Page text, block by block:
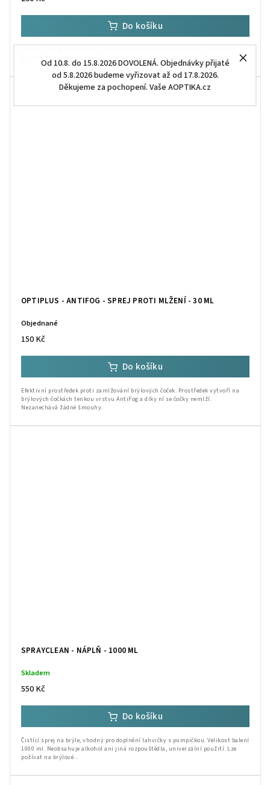
Od 10.8. do 15.8.2026 DOVOLENÁ. Objednávky přijaté
od 5.8.2026 budeme vyřizovat až od 17.8.2026.
Děkujeme za pochopení. Vaše AOPTIKA.cz
Do košíku
OPTIPLUS - ANTIFOG - SPREJ PROTI MLŽENÍ - 30 ML
Objednané
150 Kč
Do košíku
Efektivní prostředek proti zamlžování brýlových čoček. Prostředek vytvoří na
brýlových čočkách tenkou vrstvu AntiFog a díky ní se čočky nemlží.
SPRAYCLEAN - NÁPLŇ - 1000 ML
Skladem
550 Kč
Do košíku
Čistící sprej na brýle, vhodný pro doplnění lahvičky s pumpičkou. Velikost balení
1000 ml. Neobsahuje alkohol ani jiná rozpouštědla, univerzální použití. Lze
požívat na brýlové...